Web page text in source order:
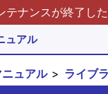
テナンスが終了し
ュアル
ュアル ライブ